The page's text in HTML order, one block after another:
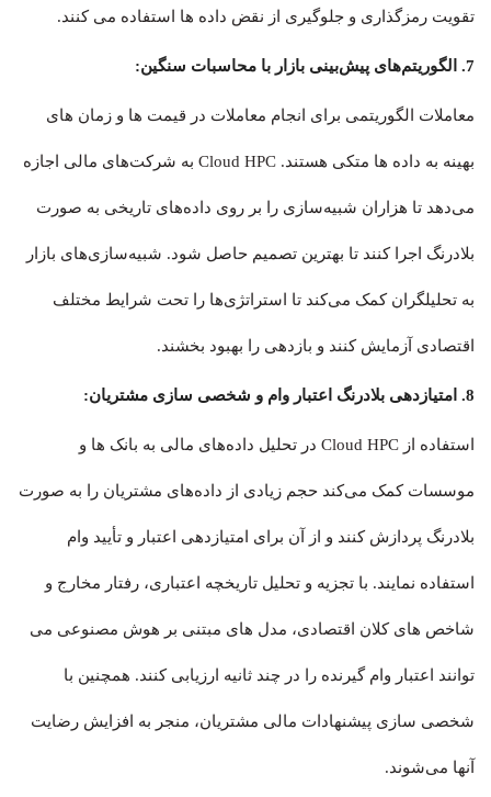
تقویت رمزگذاری و جلوگیری از نقض داده ها استفاده می کنند.
7. الگوریتم‌های پیش‌بینی بازار با محاسبات سنگین:
معاملات الگوریتمی برای انجام معاملات در قیمت ها و زمان های
بهینه به داده ها متکی هستند. Cloud HPC به شرکت‌های مالی اجازه
می‌دهد تا هزاران شبیه‌سازی را بر روی داده‌های تاریخی به صورت
بلادرنگ اجرا کنند تا بهترین تصمیم حاصل شود. شبیه‌سازی‌های بازار
به تحلیلگران کمک می‌کند تا استراتژی‌ها را تحت شرایط مختلف
اقتصادی آزمایش کنند و بازدهی را بهبود بخشند.
8. امتیازدهی بلادرنگ اعتبار وام و شخصی سازی مشتریان:
استفاده از Cloud HPC در تحلیل داده‌های مالی به بانک ها و
موسسات کمک می‌کند حجم زیادی از داده‌های مشتریان را به صورت
بلادرنگ پردازش کنند و از آن برای امتیازدهی اعتبار و تأیید وام
استفاده نمایند. با تجزیه و تحلیل تاریخچه اعتباری، رفتار مخارج و
شاخص های کلان اقتصادی، مدل های مبتنی بر هوش مصنوعی می
توانند اعتبار وام گیرنده را در چند ثانیه ارزیابی کنند. همچنین با
شخصی سازی پیشنهادات مالی مشتریان، منجر به افزایش رضایت
آنها می‌شوند.